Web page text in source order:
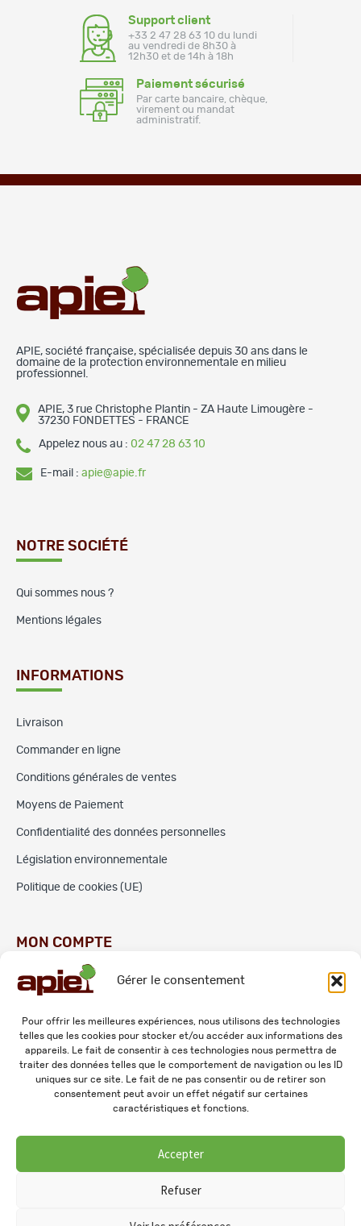
Gérer le consentement
Pour offrir les meilleures expériences, nous utilisons des technologies
telles que les cookies pour stocker et/ou accéder aux informations des
appareils. Le fait de consentir à ces technologies nous permettra de
traiter des données telles que le comportement de navigation ou les ID
uniques sur ce site. Le fait de ne pas consentir ou de retirer son
consentement peut avoir un effet négatif sur certaines
caractéristiques et fonctions.
Accepter
Refuser
Support client
+33 2 47 28 63 10 du lundi
au vendredi de 8h30 à
12h30 et de 14h à 18h
Paiement sécurisé
Par carte bancaire, chèque,
virement ou mandat
administratif.
APIE, société française, spécialisée depuis 30 ans dans le
domaine de la protection environnementale en milieu
professionnel.
APIE, 3 rue Christophe Plantin - ZA Haute Limougère -
37230 FONDETTES - FRANCE
Appelez nous au : 02 47 28 63 10
E-mail : apie@apie.fr
NOTRE SOCIÉTÉ
Qui sommes nous ?
Mentions légales
INFORMATIONS
Livraison
Commander en ligne
Conditions générales de ventes
Moyens de Paiement
Confidentialité des données personnelles
Législation environnementale
Politique de cookies (UE)
MON COMPTE
Commandes
Adresses
Mes informations personnelles